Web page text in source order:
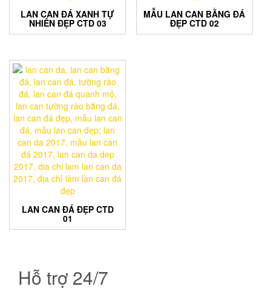
LAN CAN ĐÁ XANH TỰ
NHIÊN ĐẸP CTD 03
MẪU LAN CAN BẰNG ĐÁ
ĐẸP CTD 02
LAN CAN ĐÁ ĐẸP CTD
01
Hỗ trợ 24/7